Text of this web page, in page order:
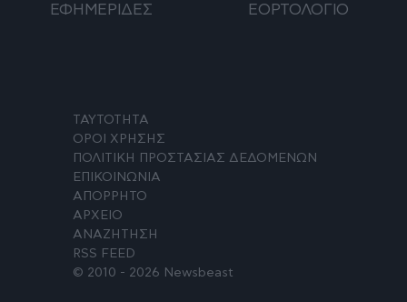
ΕΦΗΜΕΡΙΔΕΣ
ΕΟΡΤΟΛΟΓΙΟ
ΤΑΥΤΟΤΗΤΑ
ΟΡΟΙ ΧΡΗΣΗΣ
ΠΟΛΙΤΙΚΗ ΠΡΟΣΤΑΣΙΑΣ ΔΕΔΟΜΕΝΩΝ
ΕΠΙΚΟΙΝΩΝΙΑ
ΑΠΟΡΡΗΤΟ
ΑΡΧΕΙΟ
ΑΝΑΖΗΤΗΣΗ
RSS FEED
© 2010 - 2026 Newsbeast